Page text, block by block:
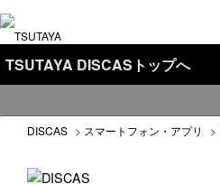
TSUTAYA DISCASトップへ
DISCAS > スマートフォン・アプリ >